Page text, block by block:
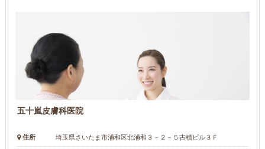
五十嵐皮膚科医院
住所 埼玉県さいたま市浦和区北浦和３－２－５古積ビル３Ｆ